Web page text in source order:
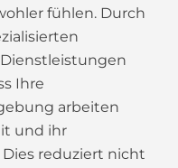
fühlen. Durch
Ihre
arbeiten
und ihr
reduziert nicht